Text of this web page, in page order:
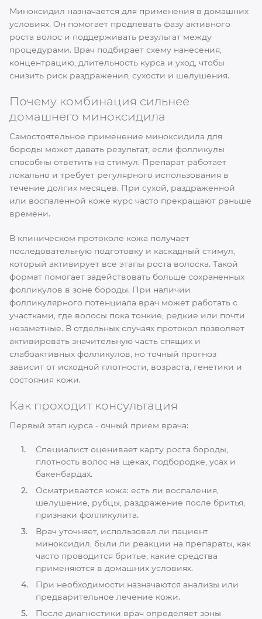
Миноксидил назначается для применения в домашних
условиях. Он помогает продлевать фазу активного
роста волос и поддерживать результат между
процедурами. Врач подбирает схему нанесения,
концентрацию, длительность курса и уход, чтобы
снизить риск раздражения, сухости и шелушения.
Почему комбинация сильнее
домашнего миноксидила
Самостоятельное применение миноксидила для
бороды может давать результат, если фолликулы
способны ответить на стимул. Препарат работает
локально и требует регулярного использования в
течение долгих месяцев. При сухой, раздраженной
или воспаленной коже курс часто прекращают раньше
времени.
В клиническом протоколе кожа получает
последовательную подготовку и каскадный стимул,
который активирует все этапы роста волоска. Такой
формат помогает задействовать больше сохраненных
фолликулов в зоне бороды. При наличии
фолликулярного потенциала врач может работать с
участками, где волосы пока тонкие, редкие или почти
незаметные. В отдельных случаях протокол позволяет
активировать значительную часть спящих и
слабоактивных фолликулов, но точный прогноз
зависит от исходной плотности, возраста, генетики и
состояния кожи.
Как проходит консультация
Первый этап курса - очный прием врача:
Специалист оценивает карту роста бороды,
плотность волос на щеках, подбородке, усах и
бакенбардах.
Осматривается кожа: есть ли воспаления,
шелушение, рубцы, раздражение после бритья,
признаки фолликулита.
Врач уточняет, использовал ли пациент
миноксидил, были ли реакции на препараты, как
часто проводится бритье, какие средства
применяются в домашних условиях.
При необходимости назначаются анализы или
предварительное лечение кожи.
После диагностики врач определяет зоны